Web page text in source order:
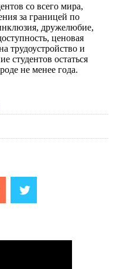
со всего мира,
за границей по
дружелюбие,
ценовая
трудоустройство и
студентов остаться
не менее года.